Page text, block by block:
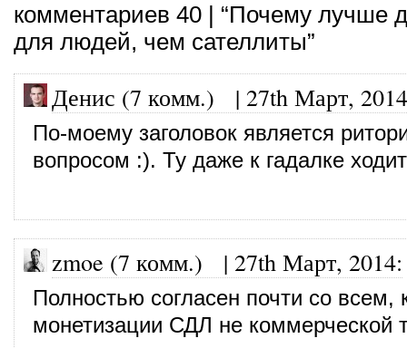
комментариев 40 | “Почему лучше
для людей, чем сателлиты”
Денис (7 комм.) | 27th Март, 2014
По-моему заголовок является
вопросом :). Ту даже к гадалке
zmoe (7 комм.) | 27th Март, 2014:
Полностью согласен почти со всем,
монетизации СДЛ не коммерческой